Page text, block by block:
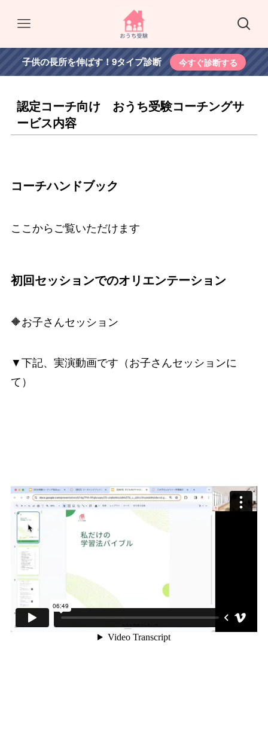
子供の長所を伸ばす！9タイプ診断 今すぐ診断する
認定コーチ向け おうち受験コーチングサ
ービス内容
コーチハンドブック
ここからご覧いただけます
初回セッションでのオリエンテーション
🔶お子さんセッション
▼下記、実演動画です（お子さんセッションに
て）